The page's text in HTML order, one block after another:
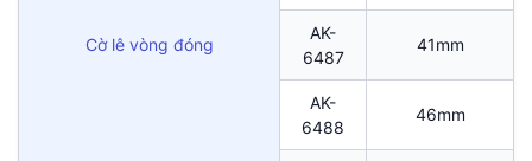
Cờ lê vòng đóng
AK-
6487
41mm
AK-
6488
46mm